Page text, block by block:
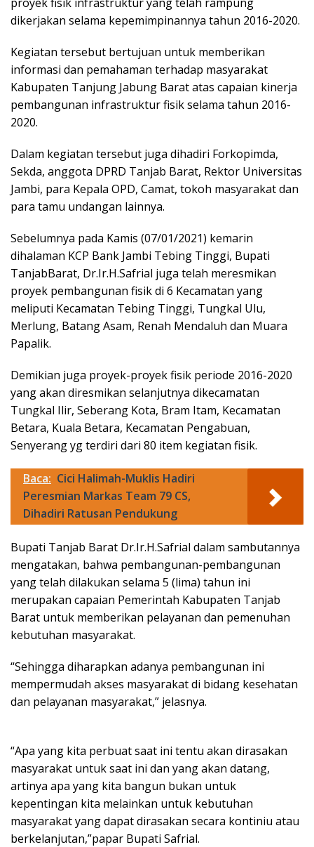
dikerjakan selama kepemimpinannya tahun 2016-2020.
Kegiatan tersebut bertujuan untuk memberikan
informasi dan pemahaman terhadap masyarakat
Kabupaten Tanjung Jabung Barat atas capaian kinerja
pembangunan infrastruktur fisik selama tahun 2016-
2020.
Dalam kegiatan tersebut juga dihadiri Forkopimda,
Sekda, anggota DPRD Tanjab Barat, Rektor Universitas
Jambi, para Kepala OPD, Camat, tokoh masyarakat dan
para tamu undangan lainnya.
Sebelumnya pada Kamis (07/01/2021) kemarin
dihalaman KCP Bank Jambi Tebing Tinggi, Bupati
TanjabBarat, Dr.Ir.H.Safrial juga telah meresmikan
proyek pembangunan fisik di 6 Kecamatan yang
meliputi Kecamatan Tebing Tinggi, Tungkal Ulu,
Merlung, Batang Asam, Renah Mendaluh dan Muara
Papalik.
Demikian juga proyek-proyek fisik periode 2016-2020
yang akan diresmikan selanjutnya dikecamatan
Tungkal Ilir, Seberang Kota, Bram Itam, Kecamatan
Betara, Kuala Betara, Kecamatan Pengabuan,
Senyerang yg terdiri dari 80 item kegiatan fisik.
Baca: Cici Halimah-Muklis Hadiri
Peresmian Markas Team 79 CS,
Dihadiri Ratusan Pendukung
Bupati Tanjab Barat Dr.Ir.H.Safrial dalam sambutannya
mengatakan, bahwa pembangunan-pembangunan
yang telah dilakukan selama 5 (lima) tahun ini
merupakan capaian Pemerintah Kabupaten Tanjab
Barat untuk memberikan pelayanan dan pemenuhan
kebutuhan masyarakat.
“Sehingga diharapkan adanya pembangunan ini
mempermudah akses masyarakat di bidang kesehatan
dan pelayanan masyarakat,” jelasnya.
“Apa yang kita perbuat saat ini tentu akan dirasakan
masyarakat untuk saat ini dan yang akan datang,
artinya apa yang kita bangun bukan untuk
kepentingan kita melainkan untuk kebutuhan
masyarakat yang dapat dirasakan secara kontiniu atau
berkelanjutan,”papar Bupati Safrial.